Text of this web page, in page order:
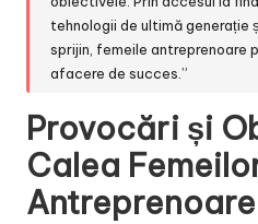
tehnologii de ultimă generație
sprijin, femeile antreprenoare
afacere de succes.”
Provocări și
Calea
Antreprenoare